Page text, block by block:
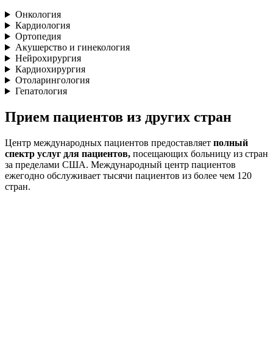
Онкология
Кардиология
Ортопедия
Акушерство и гинекология
Нейрохирургия
Кардиохирургия
Отоларингология
Гепатология
Прием пациентов из других стран
Центр международных пациентов предоставляет полный
спектр услуг для пациентов, посещающих больницу из стран
за пределами США. Международный центр пациентов
ежегодно обслуживает тысячи пациентов из более чем 120
стран.